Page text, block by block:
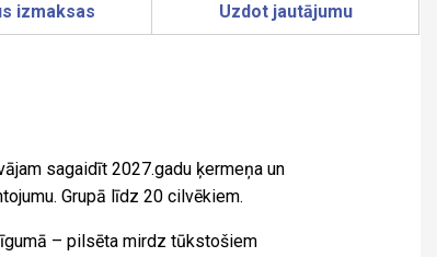
izmaksas Uzdot jautājumu
sagaidīt 2027.gadu ķermeņa un
Grupā līdz 20 cilvēkiem.
– pilsēta mirdz tūkstošiem